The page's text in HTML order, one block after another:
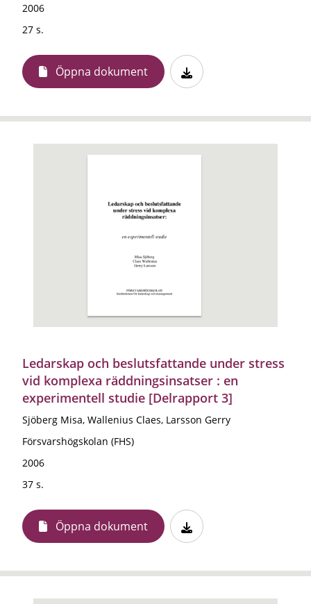
2006
27 s.
Öppna dokument
Ledarskap och beslutsfattande under stress
vid komplexa räddningsinsatser : en
experimentell studie [Delrapport 3]
Sjöberg Misa, Wallenius Claes, Larsson Gerry
Försvarshögskolan (FHS)
2006
37 s.
Öppna dokument